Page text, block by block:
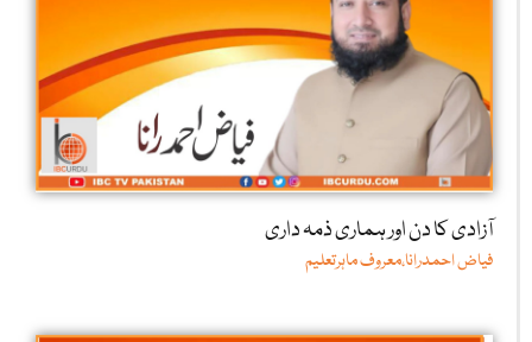
آزادی کا دن اور ہماری ذمہ داری
فیاض احمدرانا،معروف ماہرتعلیم